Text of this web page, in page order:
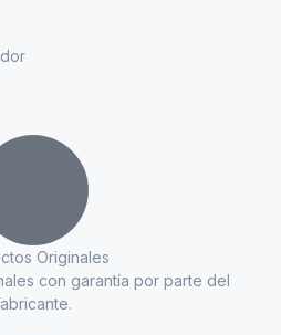
Originales
con garantía por parte del